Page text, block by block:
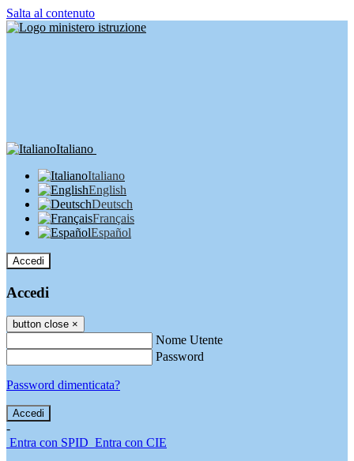
Salta al contenuto
Italiano
Italiano
English
Deutsch
Français
Español
Accedi
Accedi
button close ×
Nome Utente
Password
Password dimenticata?
-
Entra con SPID Entra con CIE